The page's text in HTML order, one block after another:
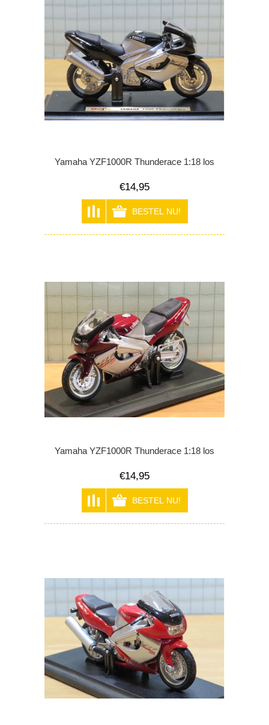
Yamaha YZF1000R Thunderace 1:18 los
€14,95
Yamaha YZF1000R Thunderace 1:18 los
€14,95